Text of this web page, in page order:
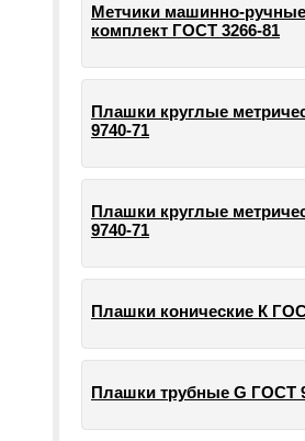
Метчики машинно-
комплект ГОСТ 3266-81
Плашки круглые
9740-71
Плашки круглые
9740-71
Плашки конические К
Плашки трубные G ГОСТ